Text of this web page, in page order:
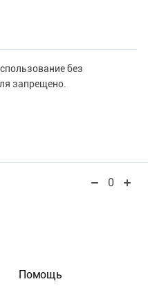
без
запрещено.
0
Помощь